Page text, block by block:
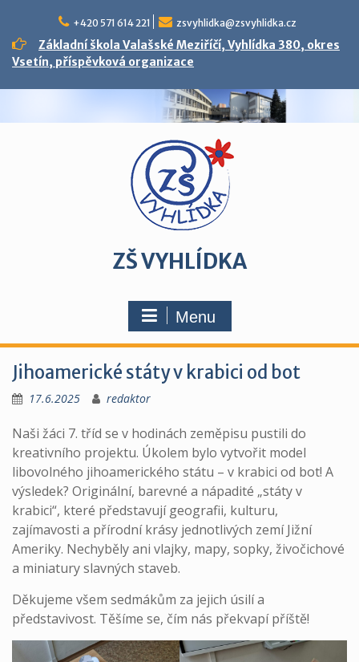
content
+420 571 614 221 zsvyhlidka@zsvyhlidka.cz
Základní škola Valašské Meziříčí, Vyhlídka 380, okres
Vsetín, příspěvková organizace
ZŠ VYHLÍDKA
Menu
Jihoamerické státy v krabici od bot
17.6.2025 redaktor
Naši žáci 7. tříd se v hodinách zeměpisu pustili do
kreativního projektu. Úkolem bylo vytvořit model
libovolného jihoamerického státu – v krabici od bot! A
výsledek? Originální, barevné a nápadité „státy v
krabici“, které představují geografii, kulturu,
zajímavosti a přírodní krásy jednotlivých zemí Jižní
Ameriky. Nechyběly ani vlajky, mapy, sopky, živočichové
a miniatury slavných staveb.
Děkujeme všem sedmákům za jejich úsilí a
představivost. Těšíme se, čím nás překvapí příště!